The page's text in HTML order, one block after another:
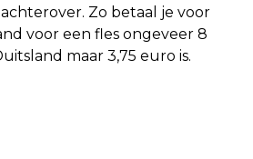
Zo betaal je voor
voor een fles ongeveer 8
maar 3,75 euro is.